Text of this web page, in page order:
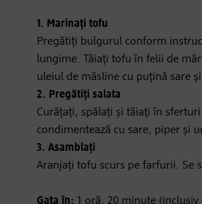
1. Marinați tofu
Pregătiți bulgurul conform
lungime. Tăiați tofu în felii de
uleiul de măsline cu puțină sare
2. Pregătiți salata
Curățați, spălați și tăiați în
condimentează cu sare, piper și
3. Asamblați
Aranjați tofu scurs pe farfurii. Se
Gata în: 1 oră, 20 minute